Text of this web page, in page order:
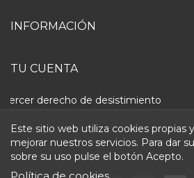
Este sitio web utiliza cookies propias
mejorar nuestros servicios. Para dar
sobre su uso pulse el botón Acepto.
INFORMACIÓN
TU CUENTA
Ejercer derecho de desistimiento